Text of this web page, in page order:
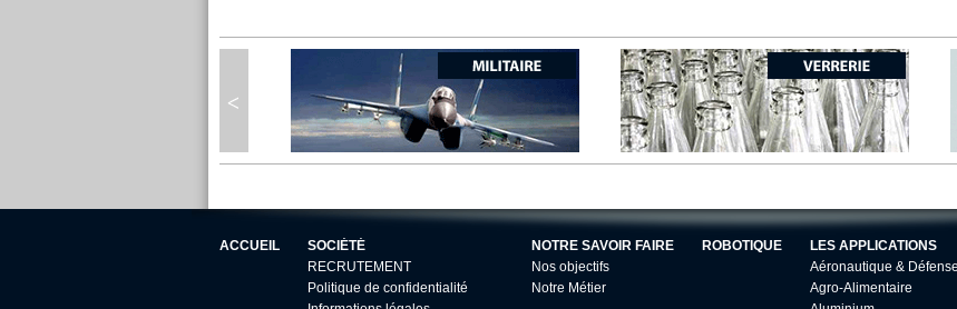
ACCUEIL
SOCIÉTÉ
RECRUTEMENT
Politique de confidentialité
NOTRE SAVOIR FAIRE
Nos objectifs
Notre Métier
ROBOTIQUE
LES APPLICATIONS
Aéronautique & Défense
Agro-Alimentaire